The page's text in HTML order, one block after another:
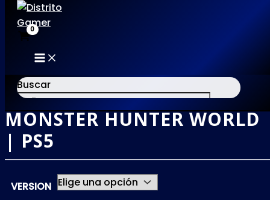
al
contenido
MAIN
MENU
Buscar
×
MONSTER HUNTER WORLD
| PS5
VERSION